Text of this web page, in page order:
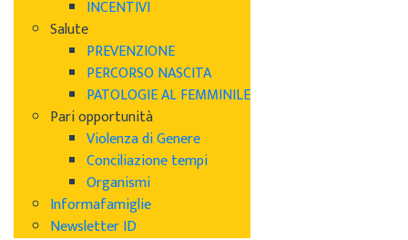
INCENTIVI
Salute
PREVENZIONE
PERCORSO NASCITA
PATOLOGIE AL FEMMINILE
Pari opportunità
Violenza di Genere
Conciliazione tempi
Organismi
Informafamiglie
Newsletter ID